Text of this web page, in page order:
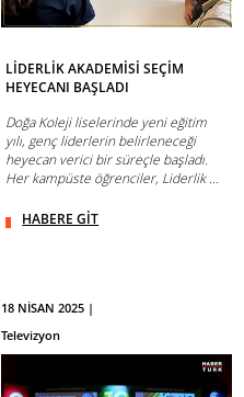
LİDERLİK AKADEMİSİ SEÇİM
HEYECANI BAŞLADI
Doğa Koleji liselerinde yeni eğitim
yılı, genç liderlerin belirleneceği
heyecan verici bir süreçle başladı.
Her kampüste öğrenciler, Liderlik ...
HABERE GİT
18 NİSAN 2025 |
Televizyon